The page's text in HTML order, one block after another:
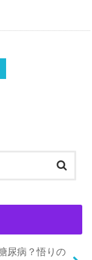
尿病？悟りの